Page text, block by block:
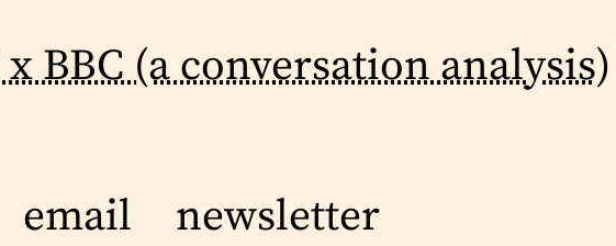
BBC (a conversation analysis)
email newsletter